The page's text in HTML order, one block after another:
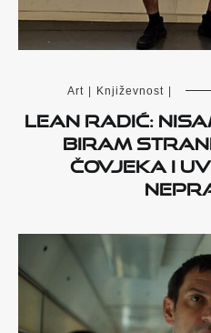
Art Književnost
Lean Radić:
biram
čovjeka i